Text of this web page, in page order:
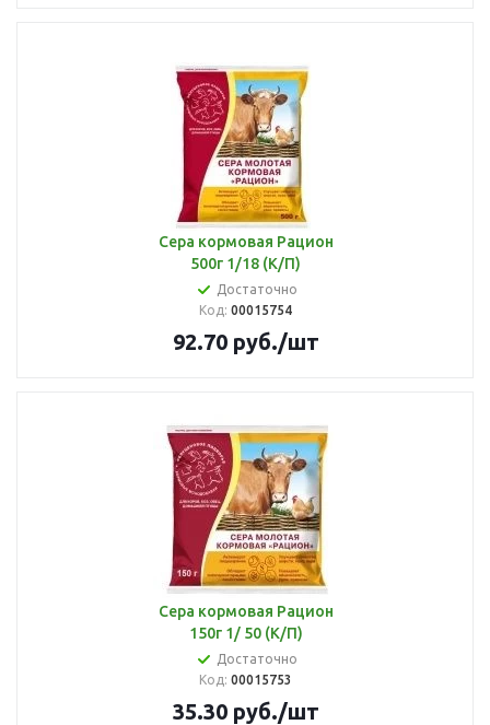
Сера кормовая Рацион
500г 1/18 (К/П)
Достаточно
Код: 00015754
92.70руб./шт
Сера кормовая Рацион
150г 1/ 50 (К/П)
Достаточно
Код: 00015753
35.30руб./шт